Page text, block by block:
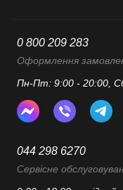
0 800 209 283
Оформлення
Пн-Пт: 9:00 - 20:00,
044 298 6270
Сервісне